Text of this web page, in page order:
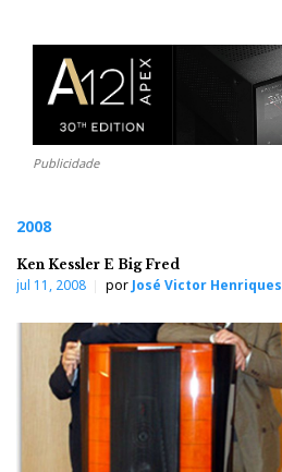
Publicidade
2008
Ken Kessler E Big Fred
jul 11, 2008 por José Victor Henriques